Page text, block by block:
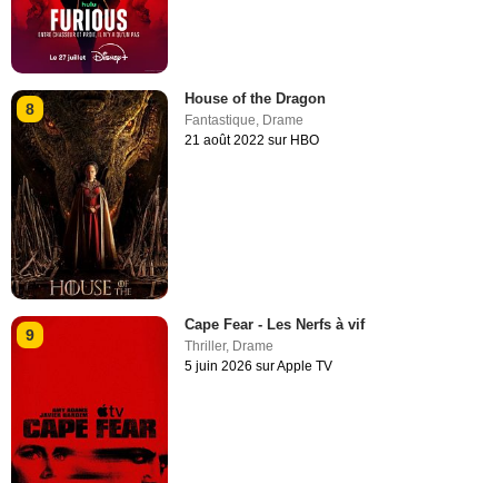
8
House of the Dragon
Fantastique, Drame
21 août 2022 sur HBO
9
Cape Fear - Les Nerfs à vif
Thriller, Drame
5 juin 2026 sur Apple TV